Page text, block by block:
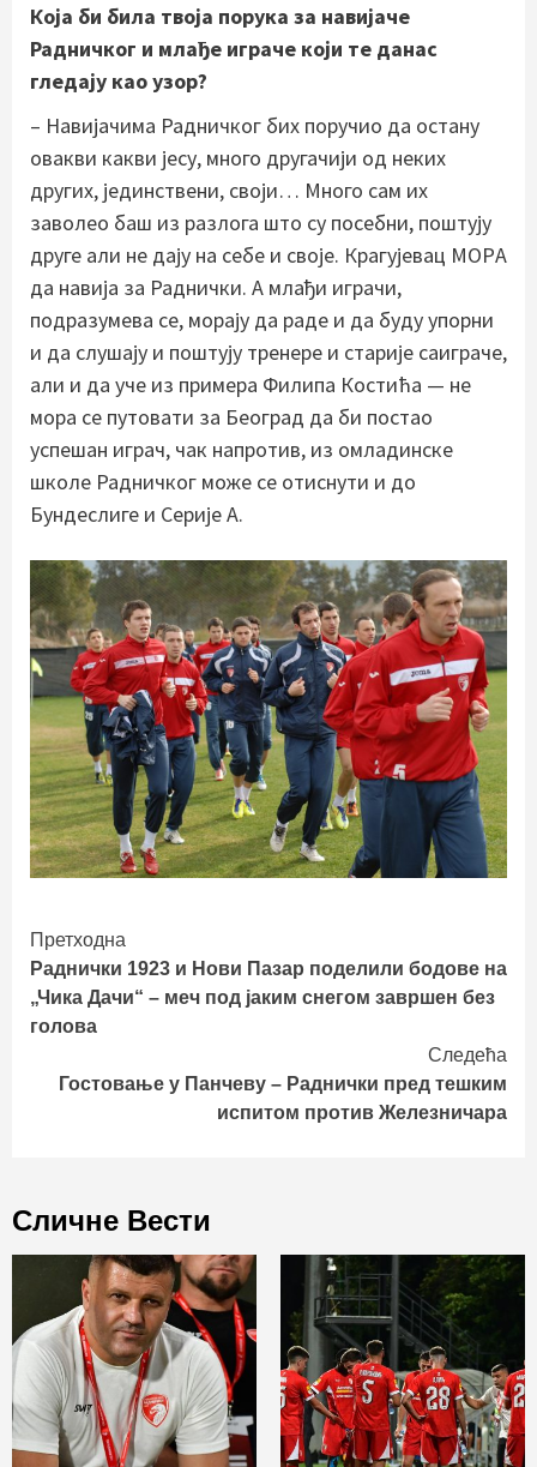
Која би била твоја порука за навијаче
Радничког и млађе играче који те данас
гледају као узор?
– Навијачима Радничког бих поручио да остану
овакви какви јесу, много другачији од неких
других, јединствени, своји… Много сам их
заволео баш из разлога што су посебни, поштују
друге али не дају на себе и своје. Крагујевац МOРA
да навија за Раднички. А млађи играчи,
подразумева се, морају да раде и да буду упорни
и да слушају и поштују тренере и старије саиграче,
али и да уче из примера Филипа Костића — не
мора се путовати за Београд да би постао
успешан играч, чак напротив, из омладинске
школе Радничког може се отиснути и до
Бундеслиге и Серије А.
Continue
Reading
Претходна
Раднички 1923 и Нови Пазар поделили бодове на
„Чика Дачи“ – меч под јаким снегом завршен без
голова
Следећа
Гостовање у Панчеву – Раднички пред тешким
испитом против Железничара
Сличне Вести